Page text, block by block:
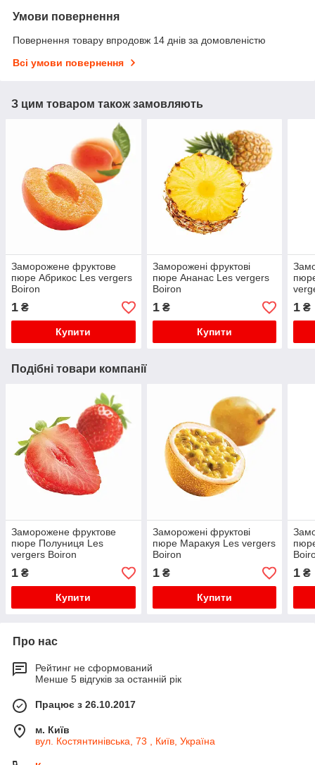
Умови повернення
Повернення товару впродовж 14 днів за домовленістю
Всі умови повернення
З цим товаром також замовляють
Заморожене фруктове
пюре Абрикос Les vergers
Boiron
1 ₴
Купити
Заморожені фруктові
пюре Ананас Les vergers
Boiron
1₴
Купити
1 ₴
Подібні товари компанії
Заморожене фруктове
пюре Полуниця Les
vergers Boiron
1 ₴
Купити
Заморожені фруктові
пюре Маракуя Les vergers
Boiron
1₴
Купити
1 ₴
Про нас
Рейтинг не сформований
Менше 5 відгуків за останній рік
Працює з 26.10.2017
м. Київ
вул. Костянтинівська, 73 , Київ, Україна